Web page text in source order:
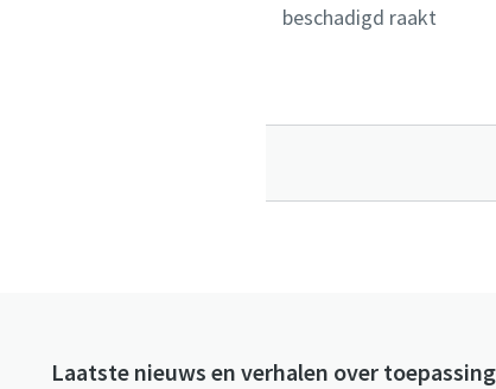
beschadigd raakt
Laatste nieuws en verhalen over